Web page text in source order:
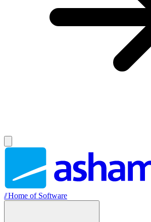
//Home of Software